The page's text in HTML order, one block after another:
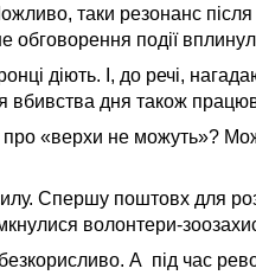
таки резонанс
обговорення події
діють. І, до речі,
вбивства дня також
«верхи не можуть»?
Спершу поштовх для
волонтери-
А під час